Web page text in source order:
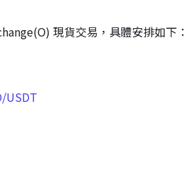
現貨交易，具體安排如下：
USDT